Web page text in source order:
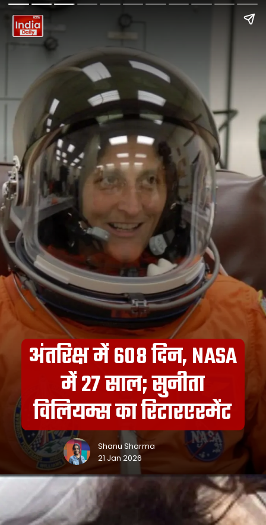
अंतरिक्ष में 608 दिन, NASA
में 27 साल; सुनीता
विलियम्स का रिटारएरमेंट
Shanu Sharma
21 Jan 2026